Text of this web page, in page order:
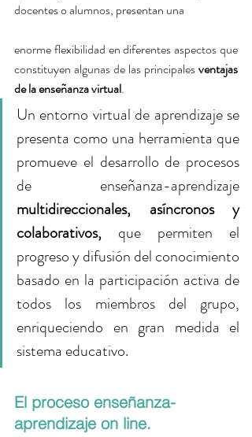
docentes o alumnos, presentan una
enorme flexibilidad en diferentes aspectos que
constituyen algunas de las principales ventajas
de la enseñanza virtual.
Un entorno virtual de aprendizaje se
presenta como una herramienta que
promueve el desarrollo de procesos
multidireccionales, asíncronos y
colaborativos, que permiten el
progreso y difusión del conocimiento
basado en la participación activa de
todos los miembros del grupo,
enriqueciendo en gran medida el
sistema educativo.
El proceso enseñanza-
aprendizaje on line.